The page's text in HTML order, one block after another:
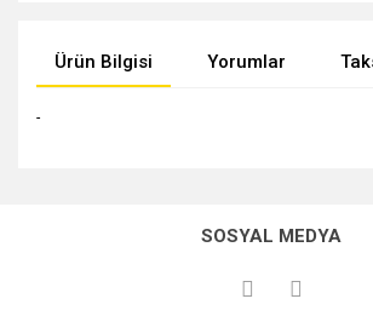
Ürün Bilgisi Yorumlar
-
kullanarak tarafımıza iletebilirsiniz.
Görüş ve önerileriniz için teşekkür ederiz.
SOSYAL MEDYA